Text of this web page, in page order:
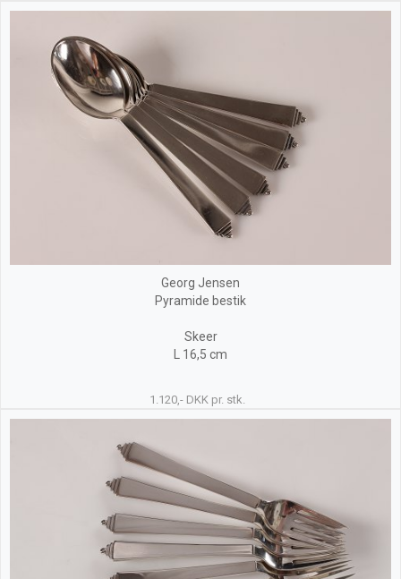
Georg Jensen
Pyramide bestik
Skeer
L 16,5 cm
1.120,- DKK pr. stk.